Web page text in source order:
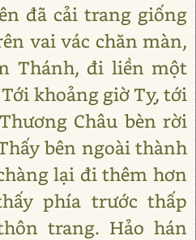
đã cải trang giống
vai vác chăn màn,
Thánh, đi liền một
khoảng giờ Tỵ, tới
Châu bèn rời
bên ngoài thành
lại đi thêm hơn
phía trước thấp
trang. Hảo hán